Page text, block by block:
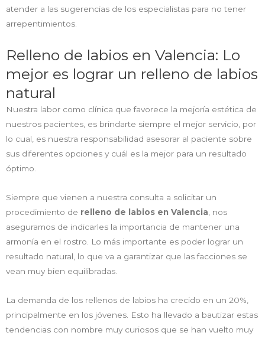
atender a las sugerencias de los especialistas para no tener
arrepentimientos.
Relleno de labios en Valencia: Lo
mejor es lograr un relleno de labios
natural
Nuestra labor como clínica que favorece la mejoría estética de
nuestros pacientes, es brindarte siempre el mejor servicio, por
lo cual, es nuestra responsabilidad asesorar al paciente sobre
sus diferentes opciones y cuál es la mejor para un resultado
óptimo.
Siempre que vienen a nuestra consulta a solicitar un
procedimiento de relleno de labios en Valencia , nos
aseguramos de indicarles la importancia de mantener una
armonía en el rostro. Lo más importante es poder lograr un
resultado natural, lo que va a garantizar que las facciones se
vean muy bien equilibradas.
La demanda de los rellenos de labios ha crecido en un 20%,
principalmente en los jóvenes. Esto ha llevado a bautizar estas
tendencias con nombre muy curiosos que se han vuelto muy